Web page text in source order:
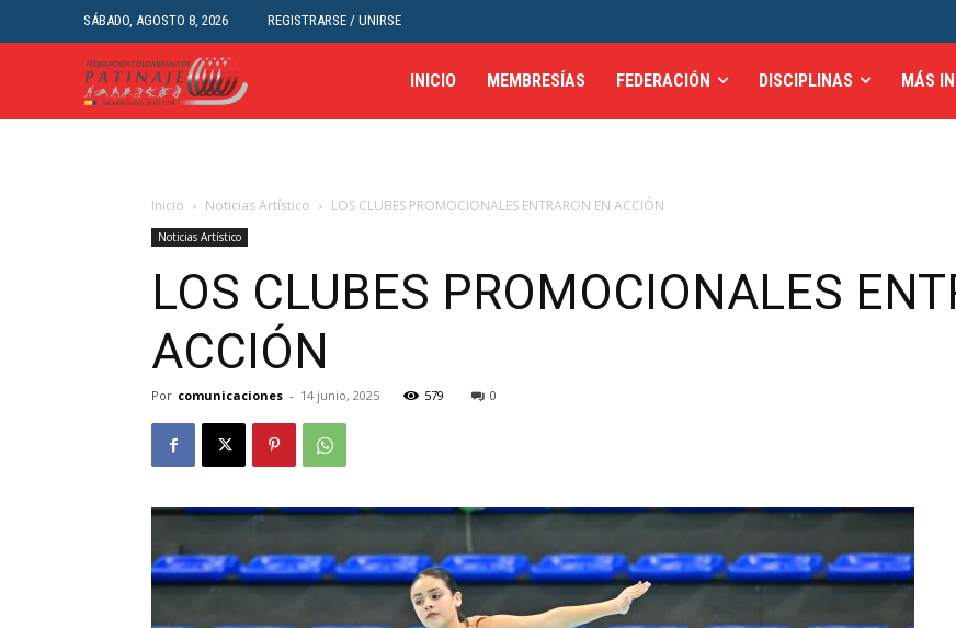
SÁBADO, AGOSTO 8, 2026 REGISTRARSE / UNIRSE
INICIO MEMBRESÍAS FEDERACIÓN DISCIPLINAS MÁS
Inicio Noticias Artístico LOS CLUBES PROMOCIONALES ENTRARON EN ACCIÓN
Noticias Artístico
LOS CLUBES PROMOCIONALES
ACCIÓN
Por comunicaciones - 14 junio, 2025 579 0